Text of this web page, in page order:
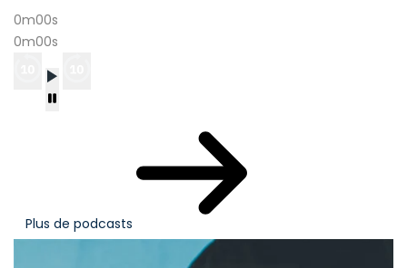
0m00s
0m00s
Plus de podcasts